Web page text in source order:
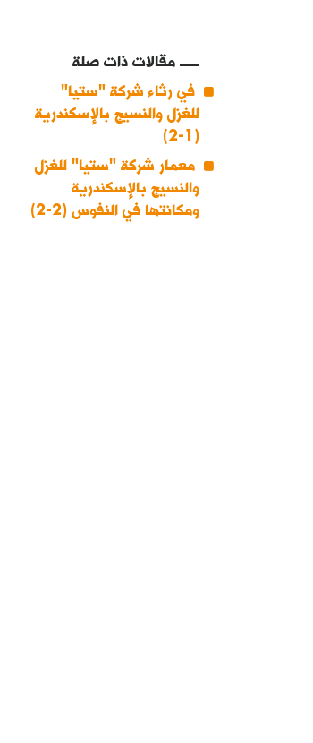
مقالات ذات صلة
في رثاء شركة "ستيا"
للغزل والنسيج بالإسكندرية
(1-2)
معمار شركة "ستيا" للغزل
والنسيج بالإسكندرية
ومكانتها في النفوس (2-2)